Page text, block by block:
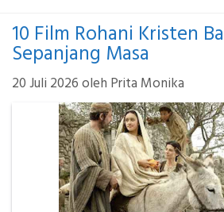
10 Film Rohani Kristen
Sepanjang Masa
20 Juli 2026oleh Prita Monika